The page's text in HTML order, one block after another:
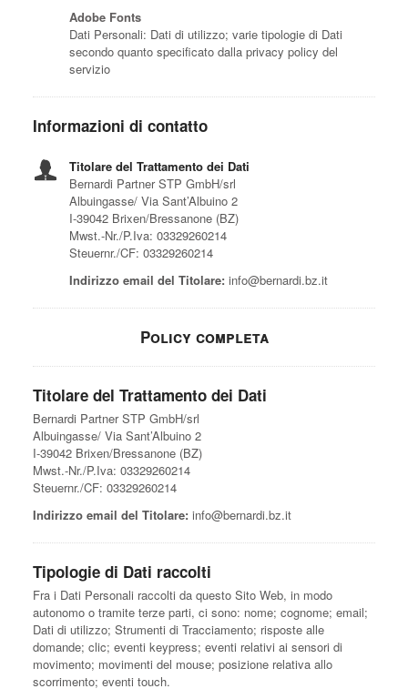
Adobe Fonts
Dati Personali: Dati di utilizzo; varie tipologie di Dati
secondo quanto specificato dalla privacy policy del
servizio
Informazioni di contatto
Titolare del Trattamento dei Dati
Bernardi Partner STP GmbH/srl
Albuingasse/ Via Sant’Albuino 2
I-39042 Brixen/Bressanone (BZ)
Mwst.-Nr./P.Iva: 03329260214
Steuernr./CF: 03329260214
Indirizzo email del Titolare: info@bernardi.bz.it
Policy completa
Titolare del Trattamento dei Dati
Bernardi Partner STP GmbH/srl
Albuingasse/ Via Sant’Albuino 2
I-39042 Brixen/Bressanone (BZ)
Mwst.-Nr./P.Iva: 03329260214
Steuernr./CF: 03329260214
Indirizzo email del Titolare: info@bernardi.bz.it
Tipologie di Dati raccolti
Fra i Dati Personali raccolti da questo Sito Web, in modo
autonomo o tramite terze parti, ci sono: nome; cognome; email;
Dati di utilizzo; Strumenti di Tracciamento; risposte alle
domande; clic; eventi keypress; eventi relativi ai sensori di
movimento; movimenti del mouse; posizione relativa allo
scorrimento; eventi touch.